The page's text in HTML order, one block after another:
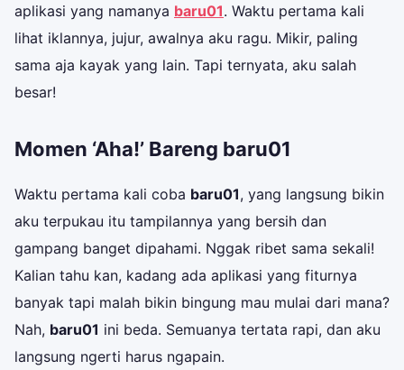
aplikasi yang namanya baru01. Waktu pertama kali
lihat iklannya, jujur, awalnya aku ragu. Mikir, paling
sama aja kayak yang lain. Tapi ternyata, aku salah
besar!
Momen ‘Aha!’ Bareng baru01
Waktu pertama kali coba baru01, yang langsung bikin
aku terpukau itu tampilannya yang bersih dan
gampang banget dipahami. Nggak ribet sama sekali!
Kalian tahu kan, kadang ada aplikasi yang fiturnya
banyak tapi malah bikin bingung mau mulai dari mana?
Nah, baru01 ini beda. Semuanya tertata rapi, dan aku
langsung ngerti harus ngapain.